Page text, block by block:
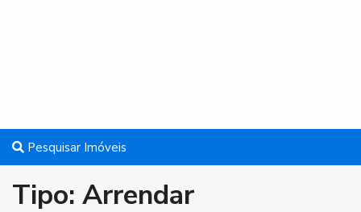
Pesquisar Imóveis
Tipo: Arrendar